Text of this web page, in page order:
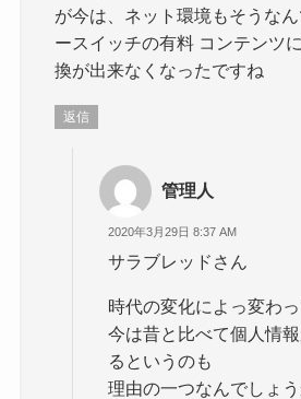
が今は、ネット環境もそうな
ースイッチの有料 コンテンツ
換が出来なくなったですね
返信
管理人
2020年3月29日 8:37 AM
サラブレッドさん
時代の変化によっ変わ
今は昔と比べて個人情
るというのも
理由の一つなんでしょう